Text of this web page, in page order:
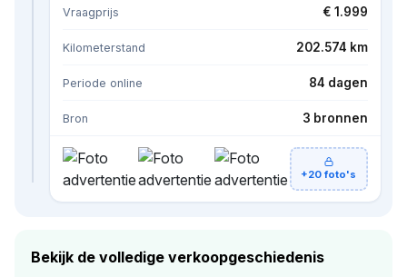
Vraagprijs € 1.999
Kilometerstand 202.574 km
Periode online 84 dagen
Bron 3 bronnen
+20 foto's
Bekijk de volledige verkoopgeschiedenis